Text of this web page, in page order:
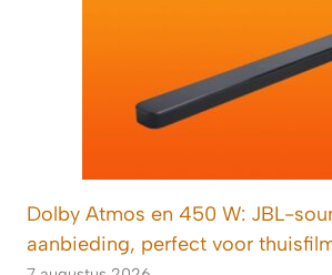
Dolby Atmos en 450 W: JBL-
aanbieding, perfect voor